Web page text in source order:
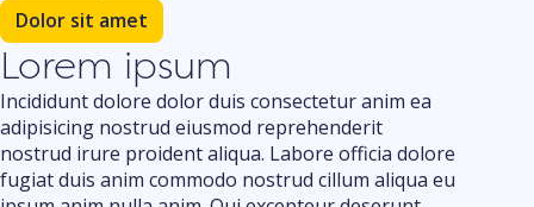
Dolor sit amet
Lorem ipsum
Incididunt dolore dolor duis consectetur anim ea
adipisicing nostrud eiusmod reprehenderit
nostrud irure proident aliqua. Labore officia dolore
fugiat duis anim commodo nostrud cillum aliqua eu